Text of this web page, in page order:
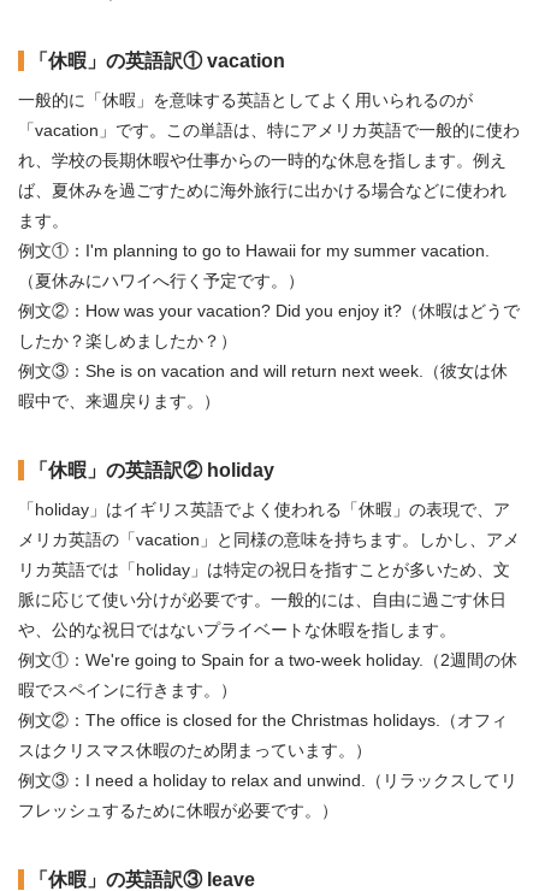
「休暇」の英語訳① vacation
一般的に「休暇」を意味する英語としてよく用いられるのが
「vacation」です。この単語は、特にアメリカ英語で一般的に使わ
れ、学校の長期休暇や仕事からの一時的な休息を指します。例え
ば、夏休みを過ごすために海外旅行に出かける場合などに使われ
ます。
例文①：I'm planning to go to Hawaii for my summer vacation.
（夏休みにハワイへ行く予定です。）
例文②：How was your vacation? Did you enjoy it?（休暇はどうで
したか？楽しめましたか？）
例文③：She is on vacation and will return next week.（彼女は休
暇中で、来週戻ります。）
「休暇」の英語訳② holiday
「holiday」はイギリス英語でよく使われる「休暇」の表現で、ア
メリカ英語の「vacation」と同様の意味を持ちます。しかし、アメ
リカ英語では「holiday」は特定の祝日を指すことが多いため、文
脈に応じて使い分けが必要です。一般的には、自由に過ごす休日
や、公的な祝日ではないプライベートな休暇を指します。
例文①：We're going to Spain for a two-week holiday.（2週間の休
暇でスペインに行きます。）
例文②：The office is closed for the Christmas holidays.（オフィ
スはクリスマス休暇のため閉まっています。）
例文③：I need a holiday to relax and unwind.（リラックスしてリ
フレッシュするために休暇が必要です。）
「休暇」の英語訳③ leave